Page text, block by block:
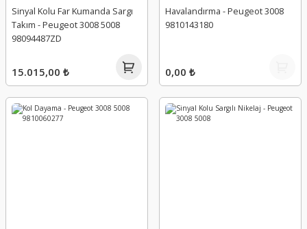
Sinyal Kolu Far Kumanda Sargı
Takım - Peugeot 3008 5008
98094487ZD
15.015,00 ₺
Havalandırma - Peugeot 3008
9810143180
0,00 ₺